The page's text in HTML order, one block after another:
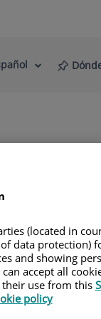
(located in
data protection)
and showing
accept all
use from this
policy